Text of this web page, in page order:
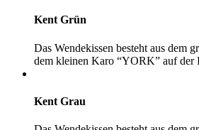
Kent Grün
Das Wendekissen besteht aus dem
dem kleinen Karo “YORK” auf der
Kent Grau